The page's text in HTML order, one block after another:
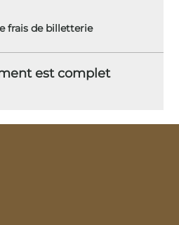
frais de billetterie
est complet